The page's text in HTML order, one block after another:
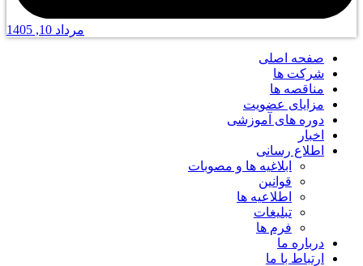
مرداد 10, 1405
صفحه اصلی
شرکت ها
مناقصه ها
مزایای عضویت
دوره های آموزشی
اخبار
اطلاع رسانی
ابلاغیه ها و مصوبات
قوانین
اطلاعیه ها
تبلیغات
فرم ها
درباره ما
ارتباط با ما